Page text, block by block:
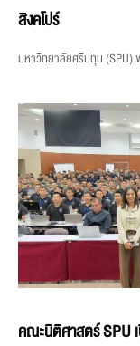
สิงคโปร์
มหาวิทยาลัยศรีปทุม (SPU)
คณะนิติศาสตร์ SPU